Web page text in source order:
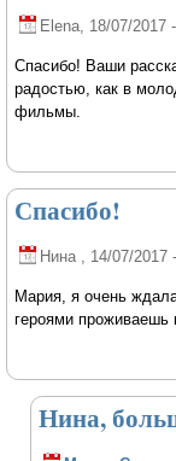
Elena, 18/07/2017
Спасибо! Ваши
радостью, как в
фильмы.
Спасибо!
Нина , 14/07/2017
Мария, я очень
героями проживаешь
Нина,